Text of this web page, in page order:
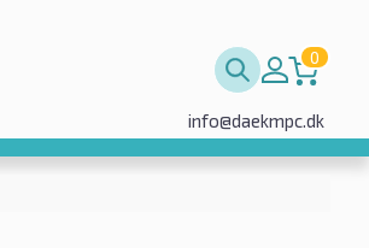
0
info@daekmpc.dk